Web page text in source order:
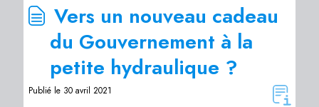
Vers un nouveau cadeau
du Gouvernement à la
petite hydraulique ?
Publié le 30 avril 2021